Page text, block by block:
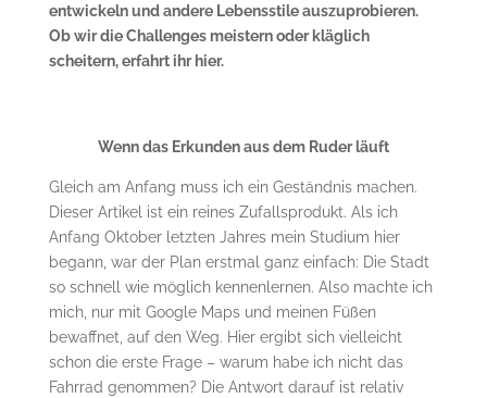
entwickeln und andere Lebensstile auszuprobieren.
Ob wir die Challenges meistern oder kläglich
scheitern, erfahrt ihr hier.
Wenn das Erkunden aus dem Ruder läuft
Gleich am Anfang muss ich ein Geständnis machen.
Dieser Artikel ist ein reines Zufallsprodukt. Als ich
Anfang Oktober letzten Jahres mein Studium hier
begann, war der Plan erstmal ganz einfach: Die Stadt
so schnell wie möglich kennenlernen. Also machte ich
mich, nur mit Google Maps und meinen Füßen
bewaffnet, auf den Weg. Hier ergibt sich vielleicht
schon die erste Frage – warum habe ich nicht das
Fahrrad genommen? Die Antwort darauf ist relativ